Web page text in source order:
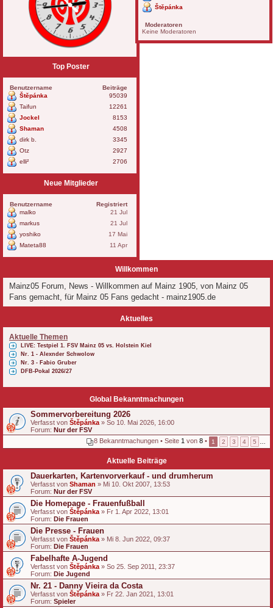
Willkommen
Mainz05 Forum, News - Willkommen auf Mainz 1905, von Mainz 05
Fans gemacht, für Mainz 05 Fans gedacht - mainz1905.de
Aktuelles
Aktuelle Themen
LIVE: Testpiel 1. FSV Mainz 05 vs. Holstein Kiel
Nr. 1 - Alexnder Schwolow
Nr. 3 - Fabio Gruber
DFB-Pokal 2026/27
Global Bekanntmachungen
Sommervorbereitung 2026
Verfasst von Štěpánka » So 10. Mai 2026, 16:00
Forum: Nur der FSV
8 Bekanntmachungen • Seite 1 von 8 • 1 2 3 4 5
Aktuelle Beiträge
Dauerkarten, Kartenvorverkauf - und drumherum
Verfasst von Shaman » Mi 10. Okt 2007, 13:53
Forum: Nur der FSV
Die Homepage - Frauenfußball
Verfasst von Štěpánka » Fr 1. Apr 2022, 13:01
Forum: Die Frauen
Die Presse - Frauen
Verfasst von Štěpánka » Mi 8. Jun 2022, 09:37
Forum: Die Frauen
Fabelhafte A-Jugend
Verfasst von Štěpánka » So 25. Sep 2011, 23:37
Forum: Die Jugend
Nr. 21 - Danny Vieira da Costa
Verfasst von Štěpánka » Fr 22. Jan 2021, 13:01
Forum: Spieler
Top Poster
Benutzername
Beiträge
Štěpánka
95039
Taifun
12261
Jockel
8153
Shaman
4508
dirk b.
3345
Otz
2927
elli²
2706
Neue Mitglieder
Benutzername
Registriert
malko
21 Jul
markus
21 Jul
yoshiko
17 Mai
Mateta88
11 Apr
Štěpánka
Moderatoren
Keine Moderatoren